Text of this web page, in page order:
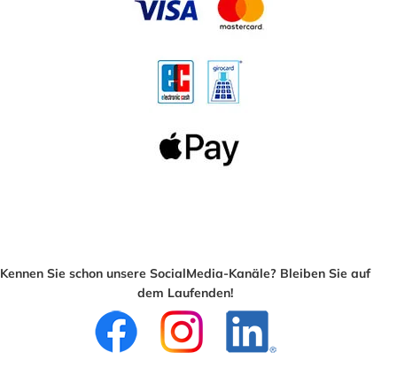
Kennen Sie schon unsere SocialMedia-Kanäle? Bleiben Sie auf
dem Laufenden!